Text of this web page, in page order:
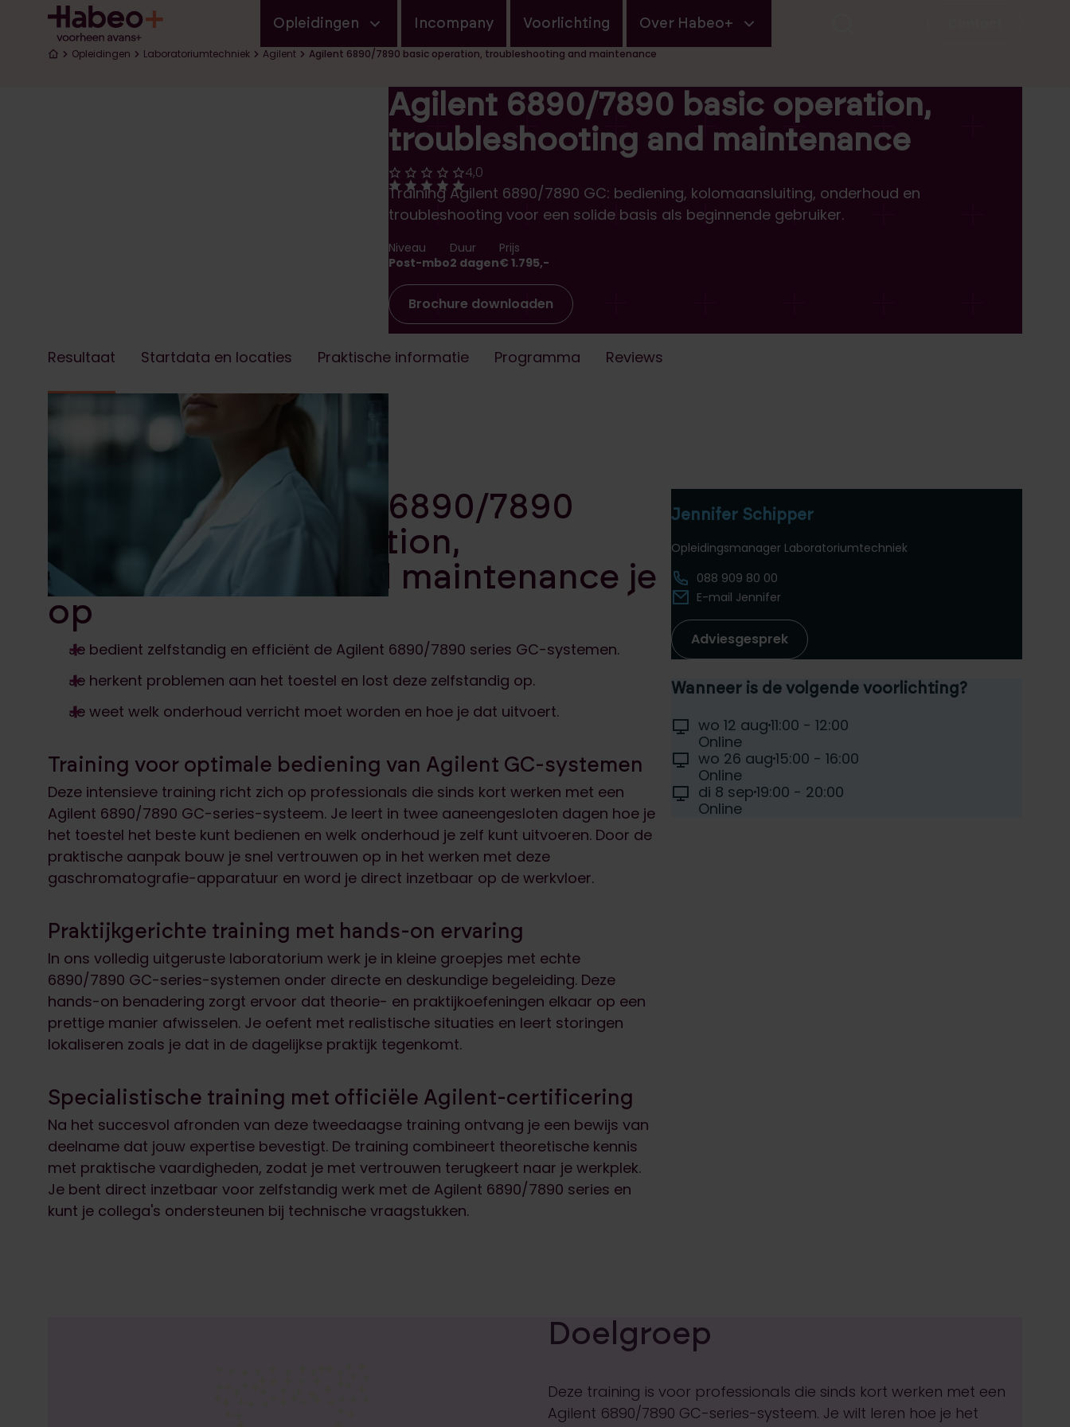
Overslaan en naar de inhoud gaan Hoofdnavigatie
Opleidingen Incompany Voorlichting Over Habeo+
Kruimelpad
Opleidingen Laboratoriumtechniek Agilent Agilent 6890/7890 basic operation, troubleshooting and maintenance
Agilent 6890/7890 basic operation,
troubleshooting and maintenance
Score: 4 4,0
Review score: 4 van de 5 - Klik om naar de reviews van Agilent 6890/7890 basic operation,
Training Agilent 6890/7890 GC: bediening, kolomaansluiting, onderhoud en
troubleshooting voor een solide basis als beginnende gebruiker.
Niveau
Post-mbo
Duur
2 dagen
Prijs
€ 1.795,-
Brochure downloaden
Resultaat Startdata en locaties Praktische informatie Programma Reviews
Dit levert de Agilent 6890/7890
training basic operation,
troubleshooting and maintenance je
op
Je bedient zelfstandig en efficiënt de Agilent 6890/7890 series GC-systemen.
Je herkent problemen aan het toestel en lost deze zelfstandig op.
Je weet welk onderhoud verricht moet worden en hoe je dat uitvoert.
Training voor optimale bediening van Agilent GC-systemen
Deze intensieve training richt zich op professionals die sinds kort werken met een
Agilent 6890/7890 GC-series-systeem. Je leert in twee aaneengesloten dagen hoe je
het toestel het beste kunt bedienen en welk onderhoud je zelf kunt uitvoeren. Door de
praktische aanpak bouw je snel vertrouwen op in het werken met deze
gaschromatografie-apparatuur en word je direct inzetbaar op de werkvloer.
Praktijkgerichte training met hands-on ervaring
In ons volledig uitgeruste laboratorium werk je in kleine groepjes met echte
6890/7890 GC-series-systemen onder directe en deskundige begeleiding. Deze
hands-on benadering zorgt ervoor dat theorie- en praktijkoefeningen elkaar op een
prettige manier afwisselen. Je oefent met realistische situaties en leert storingen
lokaliseren zoals je dat in de dagelijkse praktijk tegenkomt.
Specialistische training met officiële Agilent-certificering
Na het succesvol afronden van deze tweedaagse training ontvang je een bewijs van
deelname dat jouw expertise bevestigt. De training combineert theoretische kennis
met praktische vaardigheden, zodat je met vertrouwen terugkeert naar je werkplek.
Je bent direct inzetbaar voor zelfstandig werk met de Agilent 6890/7890 series en
kunt je collega's ondersteunen bij technische vraagstukken.
Jennifer Schipper
Opleidingsmanager Laboratoriumtechniek
088 909 80 00
E-mail Jennifer
Adviesgesprek
Wanneer is de volgende voorlichting?
Selecteer een voorlichtingsdag:
Datum:
wo 12 augTijd:
11:00 - 12:00
Locatie:
Online
Datum:
wo 26 augTijd:
15:00 - 16:00
Locatie:
Online
Datum:
di 8 sepTijd:
19:00 - 20:00
Locatie:
Online
Doelgroep
Deze training is voor professionals die sinds kort werken met een
Agilent 6890/7890 GC-series-systeem. Je wilt leren hoe je het